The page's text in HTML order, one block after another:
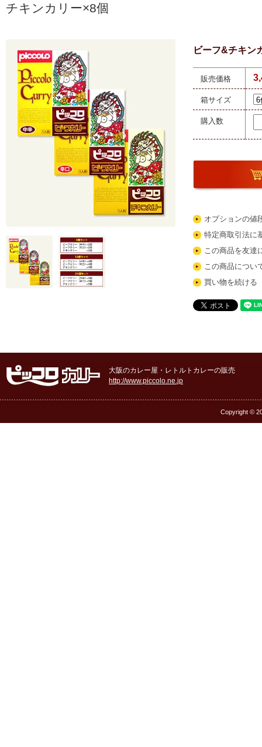
チキンカリー×8個
ビーフ&チキン
販売価格
箱サイズ
購入数
オプションの値
特定商取引法に
この商品を友達
この商品につい
買い物を続ける
大阪のカレー屋・レトルトカレーの販売
http://www.piccolo.ne.jp
Copyright ©